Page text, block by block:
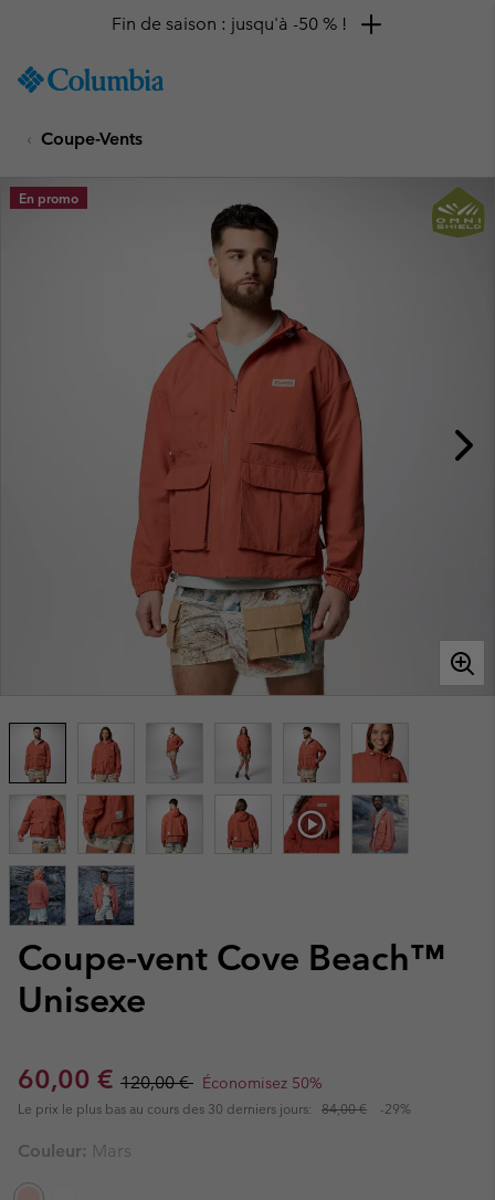
TO
SKIP
MAIN
NAV
Fin de saison : jusqu'à -50 % !
Coupe-Vents
Coupe-vent Cove Beach™
Unisexe
Sale price:
60,00 € Regular price:
120,00 € Économisez 50%
Le prix le plus bas au cours des 30 derniers jours: 84,00 € -29%
En promo
Couleur: Mars